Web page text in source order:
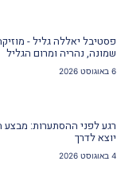
פסטיבל יאללה גליל -
שמונה, נהריה ומרום הגליל
6 באוגוסט 2026
רגע לפני ההסתערות: מבצע
יוצא לדרך
4 באוגוסט 2026